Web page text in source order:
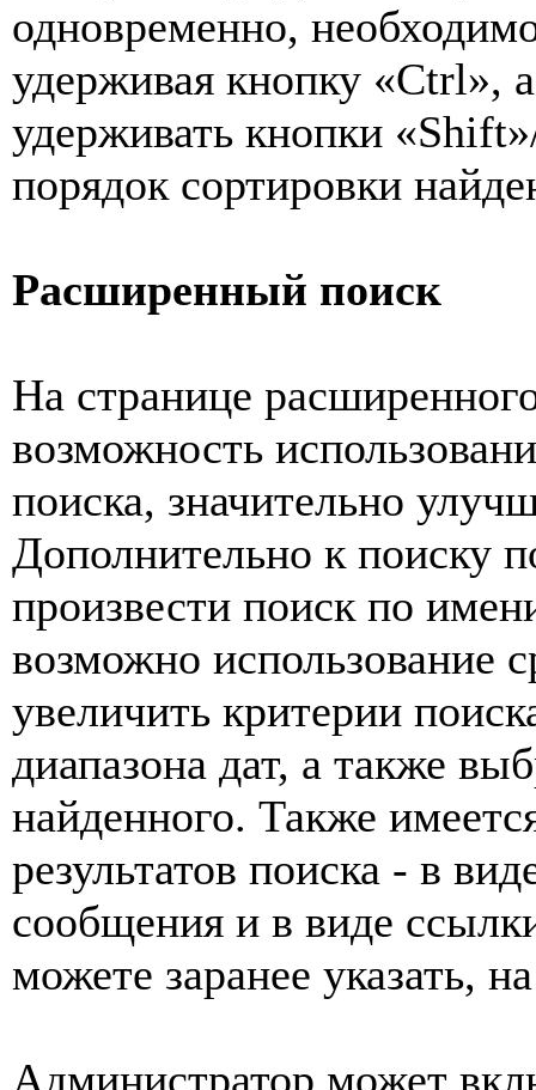
одновременно,
удерживая кнопку «Ctrl»,
удерживать кнопки
порядок сортировки
Расширенный поиск
На странице
возможность
поиска, значительно
Дополнительно к поиску
произвести поиск по
возможно использование
увеличить критерии
диапазона дат, а также
найденного. Также
результатов поиска - в
сообщения и в виде
можете заранее указать,
Администратор может